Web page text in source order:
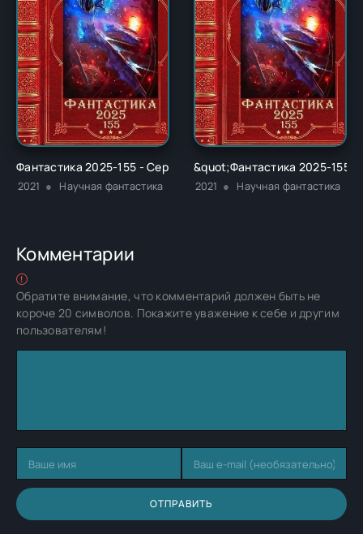
Фантастика 2025-155 - Сергей Александрович Плотников
2021 Научная фантастика
&quot;Фантастика 2025-
2021 Научная фантастика
Комментарии
Обратите внимание, что комментарий должен быть не
короче 20 символов. Покажите уважение к себе и другим
пользователям!
ОТПРАВИТЬ